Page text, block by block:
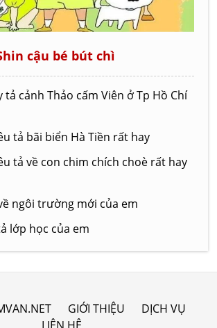
cậu bé bút chì
tả cảnh Thảo cấm Viên ở Tp Hồ Chí
tả bãi biển Hà Tiền rất hay
tả về con chim chích choè rất hay
ngôi trường mới của em
lớp học của em
GIỚI THIỆU
DỊCH VỤ